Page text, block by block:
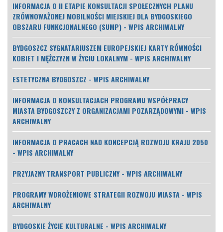
INFORMACJA O II ETAPIE KONSULTACJI SPOŁECZNYCH PLANU
ZRÓWNOWAŻONEJ MOBILNOŚCI MIEJSKIEJ DLA BYDGOSKIEGO
OBSZARU FUNKCJONALNEGO (SUMP) - WPIS ARCHIWALNY
BYDGOSZCZ SYGNATARIUSZEM EUROPEJSKIEJ KARTY RÓWNOŚCI
KOBIET I MĘŻCZYZN W ŻYCIU LOKALNYM - WPIS ARCHIWALNY
ESTETYCZNA BYDGOSZCZ - WPIS ARCHIWALNY
INFORMACJA O KONSULTACJACH PROGRAMU WSPÓŁPRACY
MIASTA BYDGOSZCZY Z ORGANIZACJAMI POZARZĄDOWYMI - WPIS
ARCHIWALNY
INFORMACJA O PRACACH NAD KONCEPCJĄ ROZWOJU KRAJU 2050
- WPIS ARCHIWALNY
PRZYJAZNY TRANSPORT PUBLICZNY - WPIS ARCHIWALNY
PROGRAMY WDROŻENIOWE STRATEGII ROZWOJU MIASTA - WPIS
ARCHIWALNY
BYDGOSKIE ŻYCIE KULTURALNE - WPIS ARCHIWALNY